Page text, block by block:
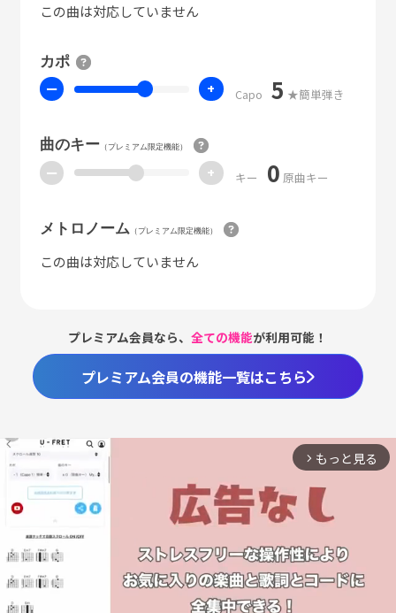
この曲は対応していません
カポ
ー + Capo 5 ★簡単弾き
曲のキー（プレミアム限定機能）
ー + キー 0 原曲キー
メトロノーム （プレミアム限定機能）
この曲は対応していません
プレミアム会員なら、全ての機能が利用可能！
プレミアム会員の機能一覧はこちら
arrow_forward_ios もっと見る